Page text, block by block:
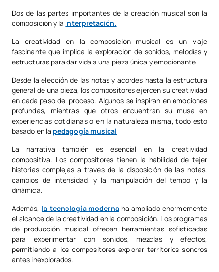
Dos de las partes importantes de la creación musical son la
composición y la interpretación.
La creatividad en la composición musical es un viaje
fascinante que implica la exploración de sonidos, melodías y
estructuras para dar vida a una pieza única y emocionante.
Desde la elección de las notas y acordes hasta la estructura
general de una pieza, los compositores ejercen su creatividad
en cada paso del proceso. Algunos se inspiran en emociones
profundas, mientras que otros encuentran su musa en
experiencias cotidianas o en la naturaleza misma, todo esto
basado en la pedagogía musical
La narrativa también es esencial en la creatividad
compositiva. Los compositores tienen la habilidad de tejer
historias complejas a través de la disposición de las notas,
cambios de intensidad, y la manipulación del tempo y la
dinámica.
Además, la tecnología modernaha ampliado enormemente
el alcance de la creatividad en la composición. Los programas
de producción musical ofrecen herramientas sofisticadas
para experimentar con sonidos, mezclas y efectos,
permitiendo a los compositores explorar territorios sonoros
antes inexplorados.